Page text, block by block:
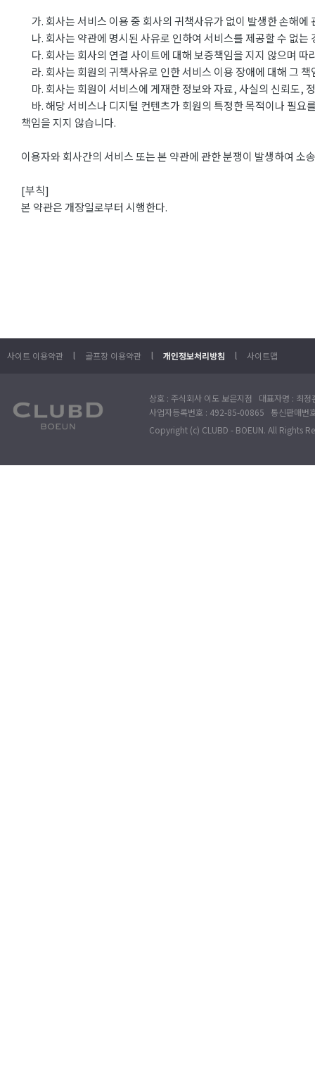
가. 회사는 서비스 이용 중 회사의 귀책사유가 없이 발생한 손해에
나. 회사는 약관에 명시된 사유로 인하여 서비스를 제공할 수 없
다. 회사는 회사의 연결 사이트에 대해 보증책임을 지지 않으며
라. 회사는 회원의 귀책사유로 인한 서비스 이용 장애에 대해 그 책
마. 회사는 회원이 서비스에 게재한 정보와 자료, 사실의 신뢰도,
바. 해당 서비스나 디지털 컨텐츠가 회원의 특정한 목적이나 필요
책임을 지지 않습니다.
이용자와 회사간의 서비스 또는 본 약관에 관한 분쟁이 발생하여
[부칙]
본 약관은 개장일로부터 시행한다.
사이트 이용약관 l 골프장 이용약관 l 개인정보처리방침 l 사이트맵
상호 : 주식회사 이도 보은지점 대표자명 : 최
사업자등록번호 : 492-85-00865 통신판매
Copyright (c) CLUBD - BOEUN. All Rights